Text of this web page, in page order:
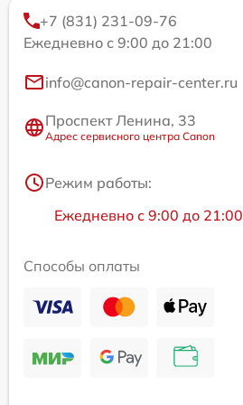
+7 (831) 231-09-76
Ежедневно с 9:00 до 21:00
info@canon-repair-center.ru
Проспект Ленина, 33
Адрес сервисного центра Canon
Режим работы:
Ежедневно с 9:00 до 21:00
Способы оплаты